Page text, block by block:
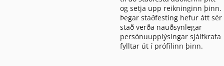
og setja upp reikninginn þinn.
Þegar staðfesting hefur átt sér
stað verða nauðsynlegar
persónuupplýsingar sjálfkrafa
fylltar út í prófílinn þinn.